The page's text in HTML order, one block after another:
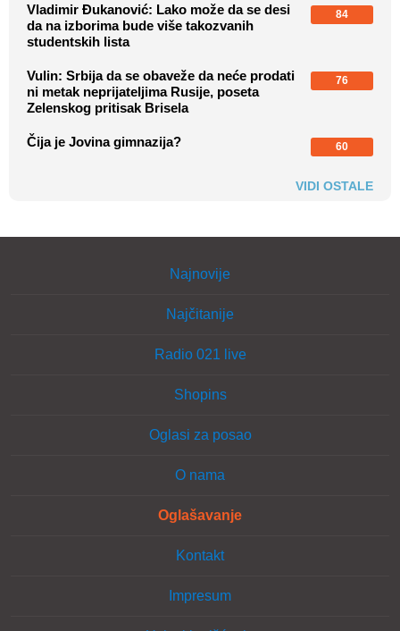
Vladimir Đukanović: Lako može da se desi
da na izborima bude više takozvanih
studentskih lista
84
Vulin: Srbija da se obaveže da neće prodati
ni metak neprijateljima Rusije, poseta
Zelenskog pritisak Brisela
76
Čija je Jovina gimnazija? 60
VIDI OSTALE
Najnovije
Najčitanije
Radio 021 live
Shopins
Oglasi za posao
O nama
Oglašavanje
Kontakt
Impresum